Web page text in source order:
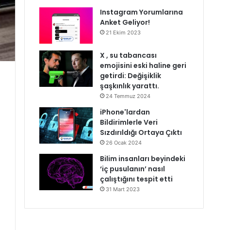
Instagram Yorumlarına
Anket Geliyor!
21 Ekim 2023
X , su tabancası
emojisini eski haline geri
getirdi: Değişiklik
şaşkınlık yarattı.
24 Temmuz 2024
iPhone'lardan
Bildirimlerle Veri
Sızdırıldığı Ortaya Çıktı
26 Ocak 2024
Bilim insanları beyindeki
‘iç pusulanın’ nasıl
çalıştığını tespit etti
31 Mart 2023